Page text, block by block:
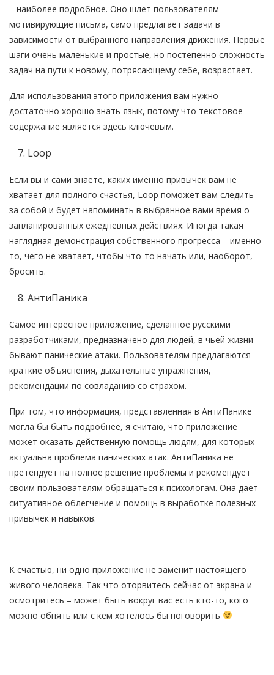
– наиболее подробное. Оно шлет пользователям
мотивирующие письма, само предлагает задачи в
зависимости от выбранного направления движения. Первые
шаги очень маленькие и простые, но постепенно сложность
задач на пути к новому, потрясающему себе, возрастает.
Для использования этого приложения вам нужно
достаточно хорошо знать язык, потому что текстовое
содержание является здесь ключевым.
Loop
Если вы и сами знаете, каких именно привычек вам не
хватает для полного счастья, Loop поможет вам следить
за собой и будет напоминать в выбранное вами время о
запланированных ежедневных действиях. Иногда такая
наглядная демонстрация собственного прогресса – именно
то, чего не хватает, чтобы что-то начать или, наоборот,
бросить.
АнтиПаника
Самое интересное приложение, сделанное русскими
разработчиками, предназначено для людей, в чьей жизни
бывают панические атаки. Пользователям предлагаются
краткие объяснения, дыхательные упражнения,
рекомендации по совладанию со страхом.
При том, что информация, представленная в АнтиПанике
могла бы быть подробнее, я считаю, что приложение
может оказать действенную помощь людям, для которых
актуальна проблема панических атак. АнтиПаника не
претендует на полное решение проблемы и рекомендует
своим пользователям обращаться к психологам. Она дает
ситуативное облегчение и помощь в выработке полезных
привычек и навыков.
К счастью, ни одно приложение не заменит настоящего
живого человека. Так что оторвитесь сейчас от экрана и
осмотритесь – может быть вокруг вас есть кто-то, кого
можно обнять или с кем хотелось бы поговорить